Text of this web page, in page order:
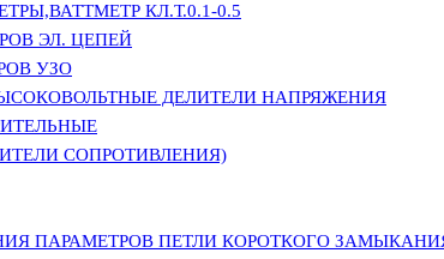
КЛ.Т.0.1-0.5
ЭЛ. ЦЕПЕЙ
УЗО
ДЕЛИТЕЛИ НАПРЯЖЕНИЯ
СОПРОТИВЛЕНИЯ)
ПАРАМЕТРОВ ПЕТЛИ КОРОТКОГО